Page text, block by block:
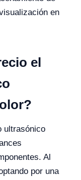
en
el
ultrasónico
Al
por una